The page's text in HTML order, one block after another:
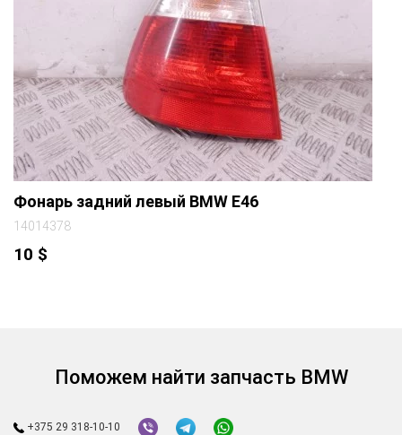
Фонарь задний левый BMW E46
14014378
10 $
Поможем найти запчасть BMW
+375 29 318-10-10